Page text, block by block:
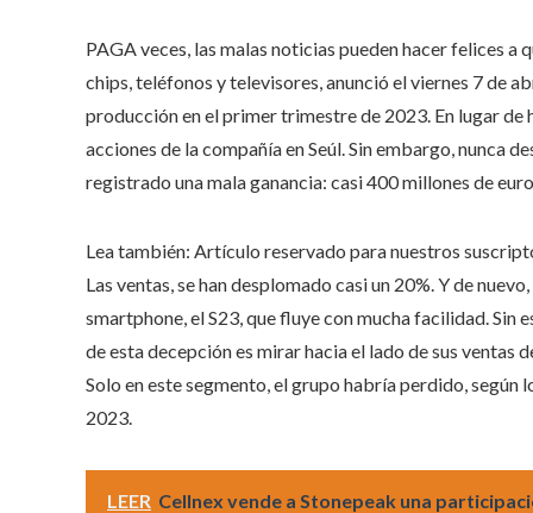
PAGA veces, las malas noticias pueden hacer felices a
chips, teléfonos y televisores, anunció el viernes 7 de
producción en el primer trimestre de 2023. En lugar
acciones de la compañía en Seúl. Sin embargo, nunca
registrado una mala ganancia: casi 400 millones de
Lea también: Artículo reservado para nuestros
Las ventas, se han desplomado casi un 20%. Y de
smartphone, el S23, que fluye con mucha facilidad.
de esta decepción es mirar hacia el lado de sus ventas
Solo en este segmento, el grupo habría perdido, según
2023.
LEER Cellnex vende a Stonepeak una